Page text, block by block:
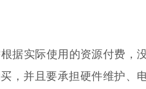
据实际使用的资源付费，
，并且要承担硬件维护、